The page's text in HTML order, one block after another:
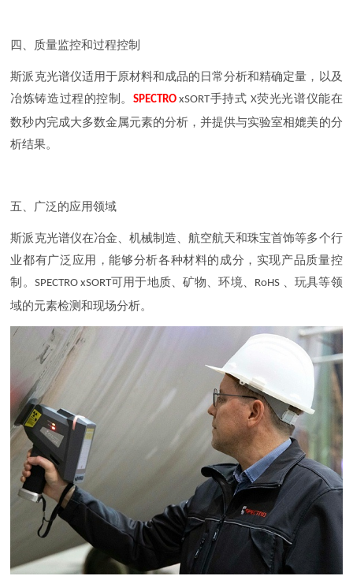
四、质量监控和过程控制
斯派克光谱仪适用于原材料和成品的日常分析和精确定量，以及
冶炼铸造过程的控制。 SPECTROxSORT手持式 X荧光光谱仪能在
数秒内完成大多数金属元素的分析，并提供与实验室相媲美的分
析结果。
五、广泛的应用领域
斯派克光谱仪在冶金、机械制造、航空航天和珠宝首饰等多个行
业都有广泛应用，能够分析各种材料的成分，实现产品质量控
制。 SPECTRO xSORT可用于地质、矿物、环境、 RoHS
、玩具等领
域的元素检测和现场分析。